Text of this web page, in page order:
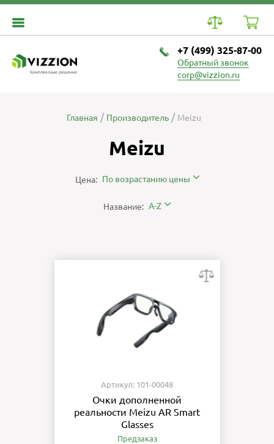
Комплексные решения
+7 (499) 325-87-00
Обратный звонок
corp@vizzion.ru
Главная Производитель Meizu
Meizu
Цена: По возрастанию цены
Название: A-Z
Артикул: 101-00048
Очки дополненной
реальности Meizu AR Smart
Glasses
Предзаказ